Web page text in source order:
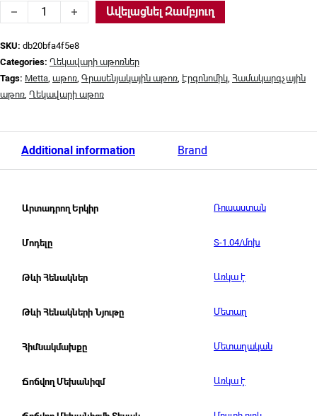
Ղեկավարի աթոռ Metta, S-1.04/մոխ quantity
Ավելացնել Զամբյուղ
SKU: db20bfa4f5e8
Categories: Ղեկավարի աթոռներ
Tags: Metta աթոռ Գրասենյակային աթոռ Էրգոնոմիկ Համակարգչային
աթոռ Ղեկավարի աթոռ
Additional information Brand
Արտադրող Երկիր Ռուսաստան
Մոդելը S-1.04/մոխ
Թևի Հենակներ Առկա է
Թևի Հենակների Նյութը Մետաղ
Հիմնակմախքը Մետաղական
Ճոճվող Մեխանիզմ Առկա է